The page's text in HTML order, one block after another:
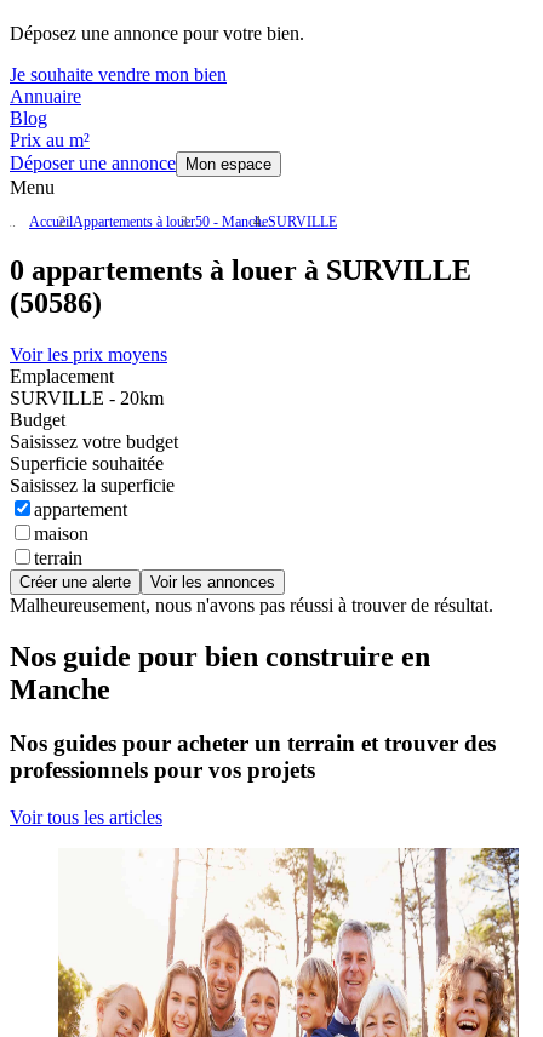
Déposez une annonce pour votre bien.
Je souhaite vendre mon bien
Annuaire
Blog
Prix au m²
Déposer une annonce
Mon espace
Menu
AccueilAppartements à louer50 - MancheSURVILLE
0 appartements à louer à SURVILLE
(50586)
Voir les prix moyens
Emplacement
SURVILLE - 20km
Budget
Saisissez votre budget
Superficie souhaitée
Saisissez la superficie
appartement
maison
terrain
Créer une alerte Voir les annonces
Malheureusement, nous n'avons pas réussi à trouver de résultat.
Nos guide pour bien construire en
Manche
Nos guides pour acheter un terrain et trouver des
professionnels pour vos projets
Voir tous les articles